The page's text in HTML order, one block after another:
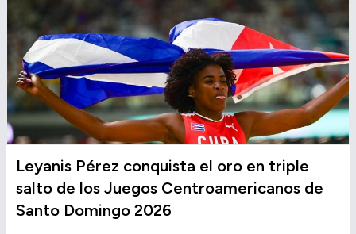
Leyanis Pérez conquista el oro en triple
salto de los Juegos Centroamericanos de
Santo Domingo 2026